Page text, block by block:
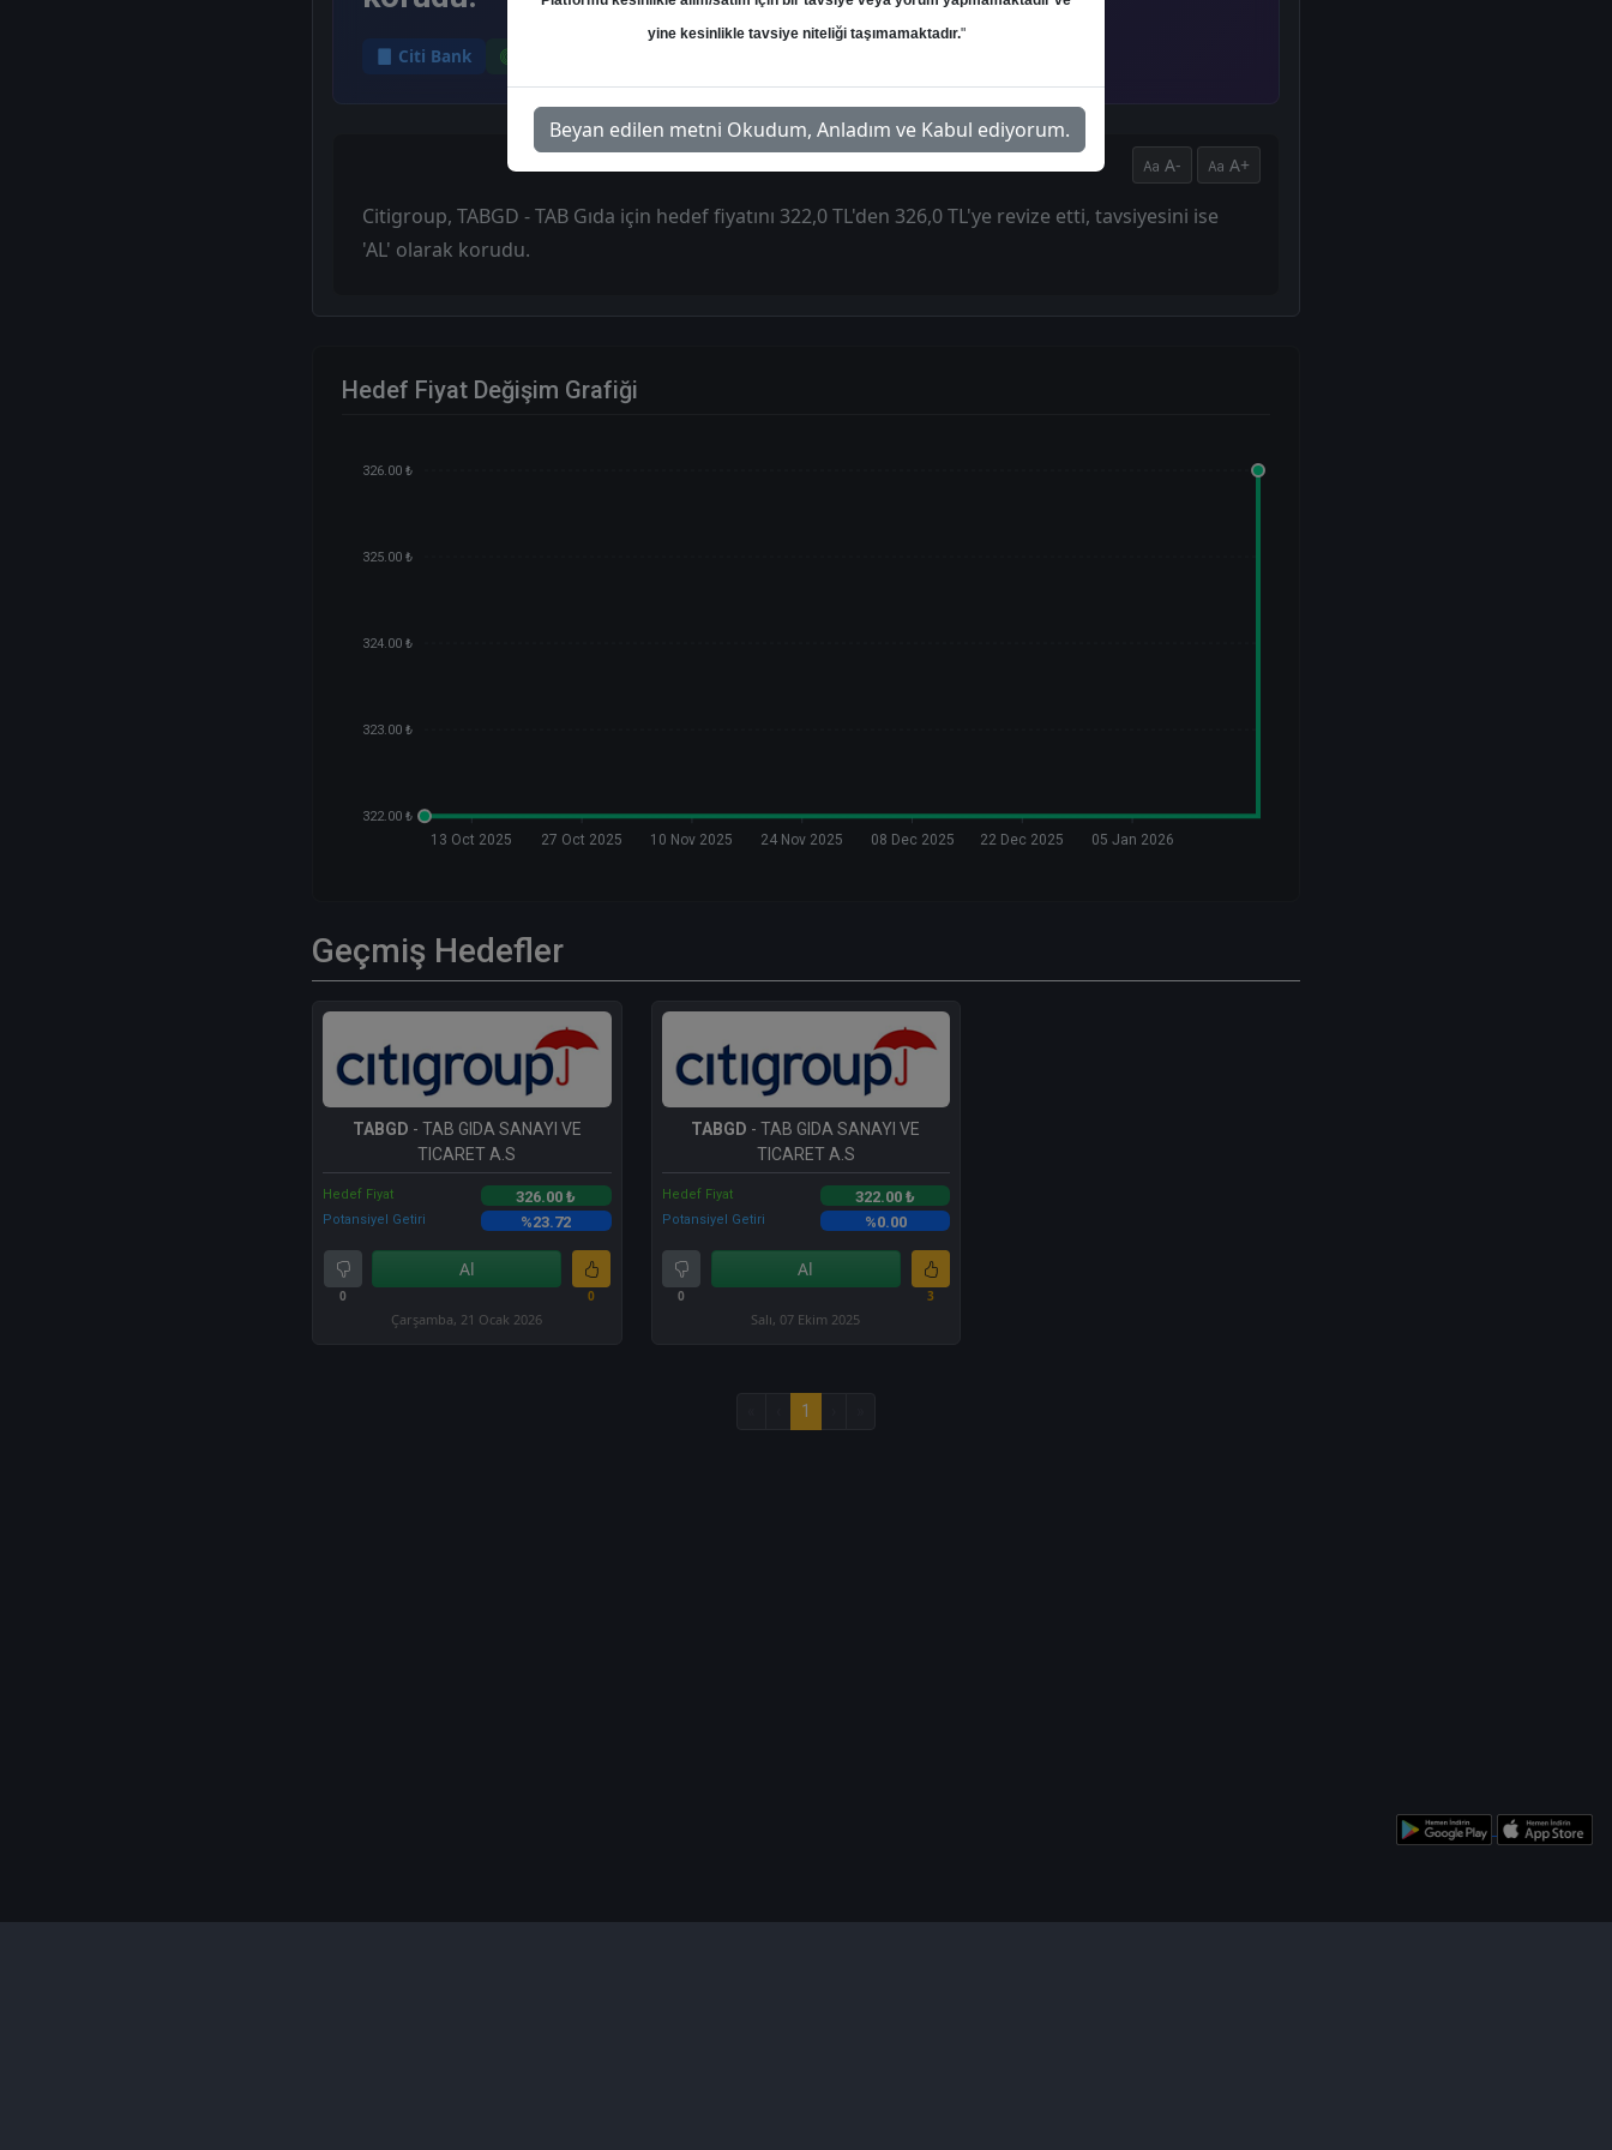
Citi Bank
A- A+
Citigroup, TABGD - TAB Gıda için hedef fiyatını 322,0 TL'den 326,0 TL'ye revize etti, tavsiyesini ise
'AL' olarak korudu.
Hedef Fiyat Değişim Grafiği
326.00 ₺
325.00 ₺
324.00 ₺
323.00 ₺
322.00 ₺
13 Oct 2025 27 Oct 2025 10 Nov 2025 24 Nov 2025 08 Dec 2025 22 Dec 2025 05 Jan 2026
Geçmiş Hedefler
TABGD - TAB GIDA SANAYI VE
TICARET A.S
Hedef Fiyat 326.00 ₺
Potansiyel Getiri %23.72
0
Al
0
Çarşamba, 21 Ocak 2026
TABGD - TAB GIDA SANAYI VE
TICARET A.S
Hedef Fiyat 322.00 ₺
Potansiyel Getiri %0.00
0
Al
3
Salı, 07 Ekim 2025
1
yine kesinlikle tavsiye niteliği taşımamaktadır."
Beyan edilen metni Okudum, Anladım ve Kabul ediyorum.